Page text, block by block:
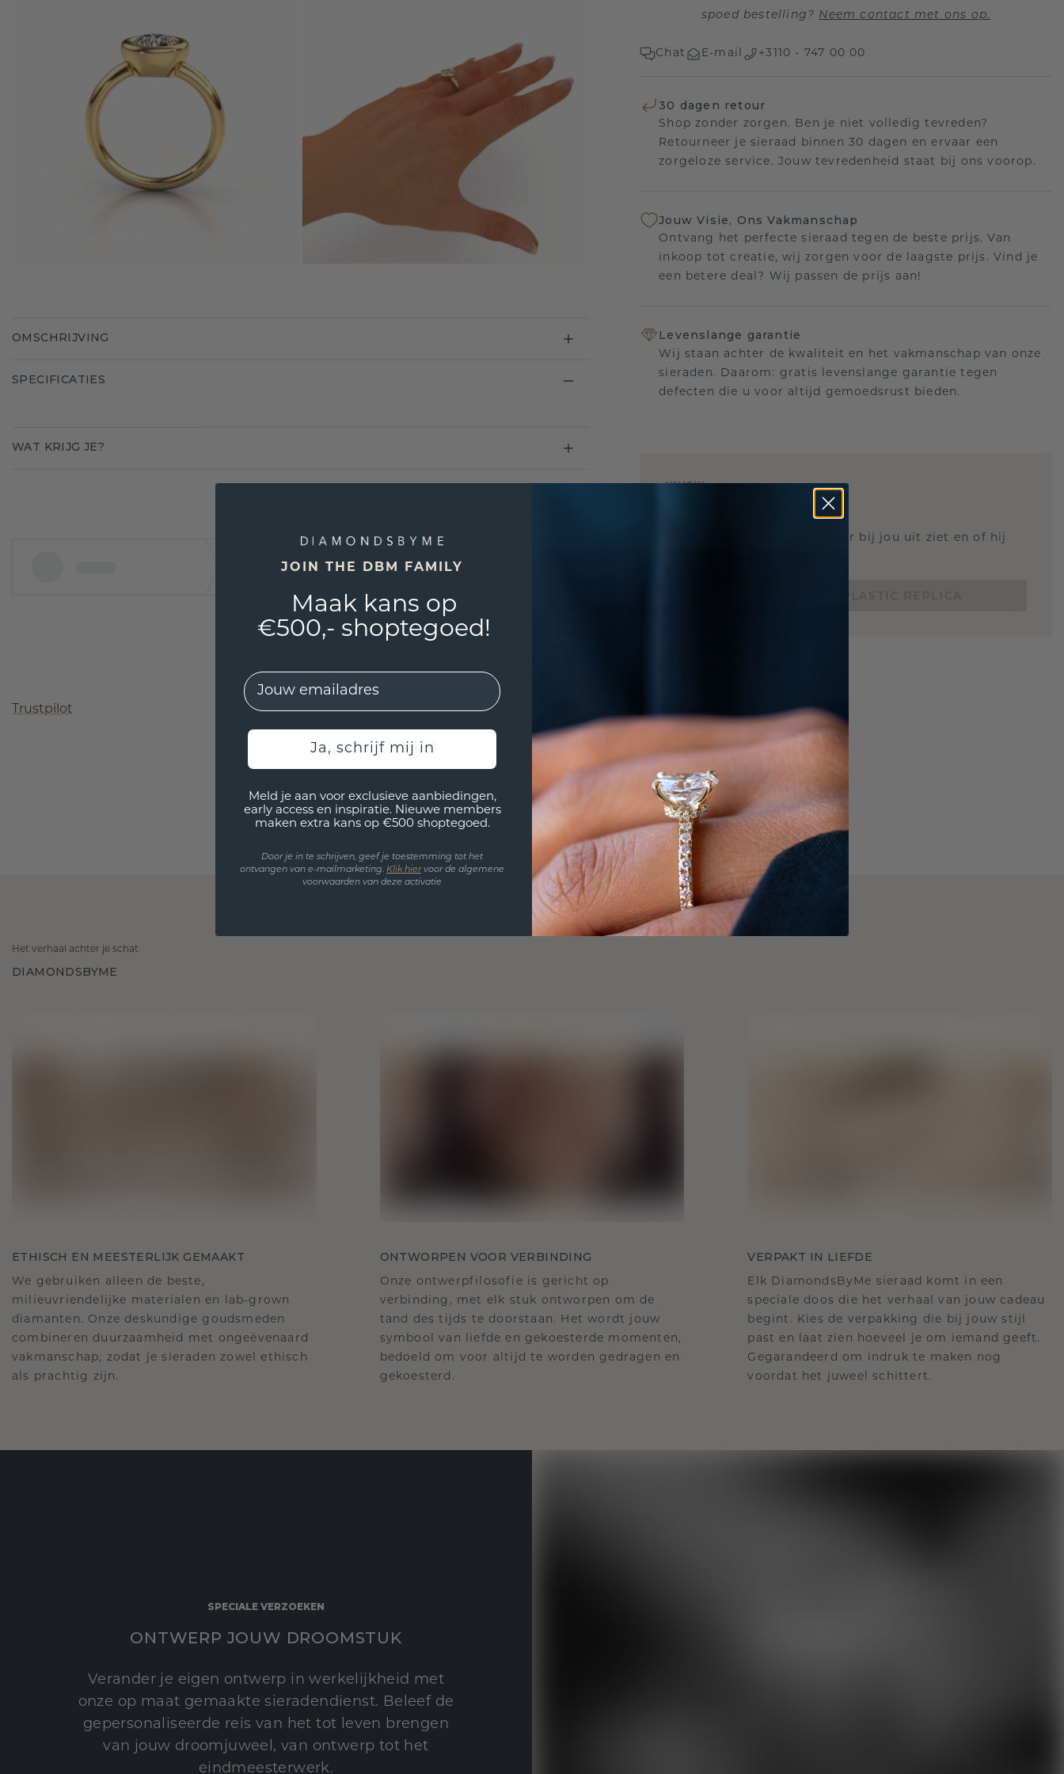
spoed bestelling? Neem contact met ons op.
Chat E-mail +3110 - 747 00 00
30 dagen retour
Shop zonder zorgen. Ben je niet volledig tevreden?
Retourneer je sieraad binnen 30 dagen en ervaar een
zorgeloze service. Jouw tevredenheid staat bij ons voorop.
Jouw Visie, Ons Vakmanschap
Ontvang het perfecte sieraad tegen de beste prijs. Van
inkoop tot creatie, wij zorgen voor de laagste prijs. Vind je
een betere deal? Wij passen de prijs aan!
Levenslange garantie
Wij staan achter de kwaliteit en het vakmanschap van onze
sieraden. Daarom: gratis levenslange garantie tegen
defecten die u voor altijd gemoedsrust bieden.
UNIEK!
Wil jij weten hoe deze ring er bij jou uit ziet en of hij
OMSCHRIJVING
SPECIFICATIES
WAT KRIJG JE?
Trustpilot
Het verhaal achter je schat
DIAMONDSBYME
ETHISCH EN MEESTERLIJK GEMAAKT
We gebruiken alleen de beste,
milieuvriendelijke materialen en lab-grown
diamanten. Onze deskundige goudsmeden
combineren duurzaamheid met ongeëvenaard
vakmanschap, zodat je sieraden zowel ethisch
als prachtig zijn.
ONTWORPEN VOOR VERBINDING
Onze ontwerpfilosofie is gericht op
verbinding, met elk stuk ontworpen om de
tand des tijds te doorstaan. Het wordt jouw
symbool van liefde en gekoesterde momenten,
bedoeld om voor altijd te worden gedragen en
gekoesterd.
VERPAKT IN LIEFDE
Elk DiamondsByMe sieraad komt in een
speciale doos die het verhaal van jouw cadeau
begint. Kies de verpakking die bij jouw stijl
past en laat zien hoeveel je om iemand geeft.
Gegarandeerd om indruk te maken nog
voordat het juweel schittert.
SPECIALE VERZOEKEN
ONTWERP JOUW DROOMSTUK
Verander je eigen ontwerp in werkelijkheid met
onze op maat gemaakte sieradendienst. Beleef de
gepersonaliseerde reis van het tot leven brengen
van jouw droomjuweel, van ontwerp tot het
eindmeesterwerk.
JOIN THE DBM FAMILY
Maak kans op
€500,- shoptegoed!
EMail
Ja, schrijf mij in
Meld je aan voor exclusieve aanbiedingen,
early access en inspiratie. Nieuwe members
maken extra kans op €500 shoptegoed.
Door je in te schrijven, geef je toestemming tot het
ontvangen van e-mailmarketing. Klik hiervoor de algemene
voorwaarden van deze activatie